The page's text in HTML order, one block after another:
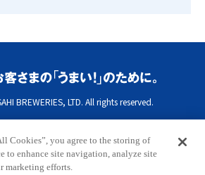
BREWERIES, LTD. All rights reserved.
Cookies”, you agree to the storing of
to enhance site navigation, analyze site
marketing efforts.